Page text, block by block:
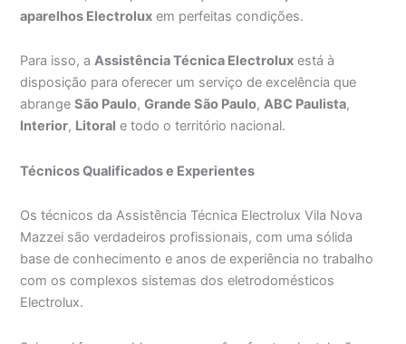
aparelhos Electrolux em perfeitas condições.
Para isso, aAssistência Técnica Electrolux está à
disposição para oferecer um serviço de excelência que
abrangeSão Paulo,Grande São Paulo,ABC Paulista,
Interior, Litoral e todo o território nacional.
Técnicos Qualificados e Experientes
Os técnicos da Assistência Técnica Electrolux Vila Nova
Mazzei são verdadeiros profissionais, com uma sólida
base de conhecimento e anos de experiência no trabalho
com os complexos sistemas dos eletrodomésticos
Electrolux.